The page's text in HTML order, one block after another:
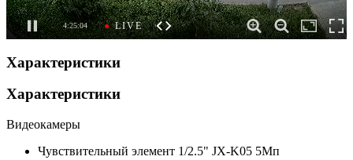
Характеристики
Характеристики
Видеокамеры
Чувствительный элемент 1/2.5" JX-K05 5Мп